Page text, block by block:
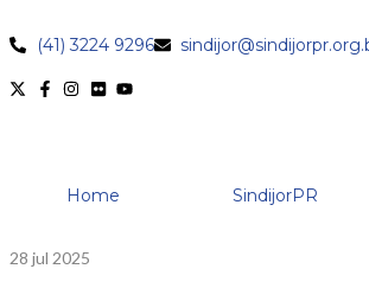
(41) 3224 9296
Home SindijorPR
28 jul 2025